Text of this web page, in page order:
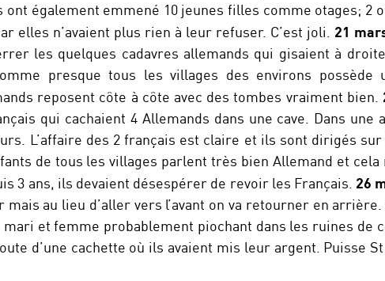
également emmené 10 jeunes filles comme otages; 2
elles n’avaient plus rien à leur refuser. C’est joli. 21
les quelques cadavres allemands qui gisaient à
presque tous les villages des environs possède
reposent côte à côte avec des tombes vraiment bien.
qui cachaient 4 Allemands dans une cave. Dans une
L’affaire des 2 français est claire et ils sont dirigés
de tous les villages parlent très bien Allemand et cela
3 ans, ils devaient désespérer de revoir les Français. 26
au lieu d’aller vers l’avant on va retourner en arrière.
et femme probablement piochant dans les ruines de
d’une cachette où ils avaient mis leur argent. Puisse